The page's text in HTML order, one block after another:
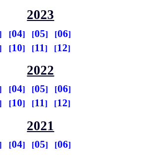
2023
04 05
06
10 11 12
2022
04 05
06
10 11 12
2021
04 05
06